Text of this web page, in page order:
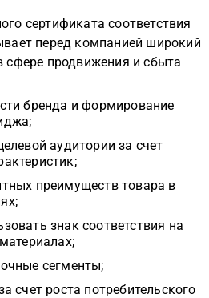
сертификата соответствия
перед компанией широкий
сфере продвижения и сбыта
бренда и формирование
аудитории за счет
преимуществ товара в
знак соответствия на
сегменты;
счет роста потребительского